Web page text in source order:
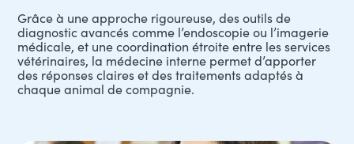
Grâce à une approche rigoureuse, des outils de
diagnostic avancés comme l’endoscopie ou l’imagerie
médicale, et une coordination étroite entre les services
vétérinaires, la médecine interne permet d’apporter
des réponses claires et des traitements adaptés à
chaque animal de compagnie.